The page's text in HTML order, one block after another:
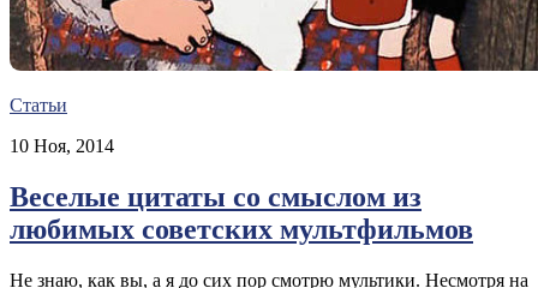
Статьи
10 Ноя, 2014
Веселые цитаты со смыслом из
любимых советских мультфильмов
Не знаю, как вы, а я до сих пор смотрю мультики. Несмотря на